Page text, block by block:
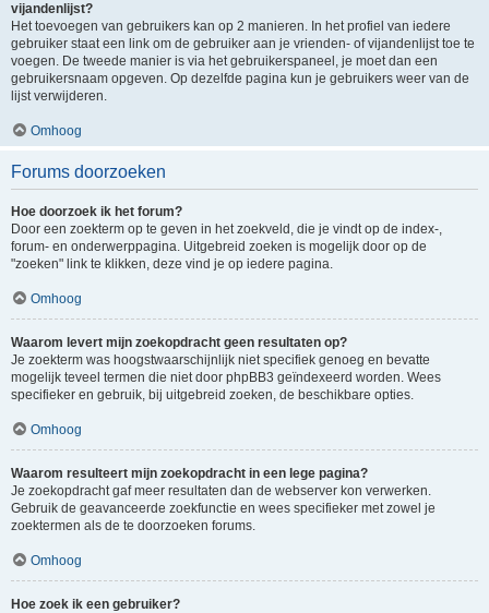
vijandenlijst?
Het toevoegen van gebruikers kan op 2 manieren. In het profiel van iedere
gebruiker staat een link om de gebruiker aan je vrienden- of vijandenlijst toe te
voegen. De tweede manier is via het gebruikerspaneel, je moet dan een
gebruikersnaam opgeven. Op dezelfde pagina kun je gebruikers weer van de
lijst verwijderen.
Omhoog
Forums doorzoeken
Hoe doorzoek ik het forum?
Door een zoekterm op te geven in het zoekveld, die je vindt op de index-,
forum- en onderwerppagina. Uitgebreid zoeken is mogelijk door op de
"zoeken" link te klikken, deze vind je op iedere pagina.
Omhoog
Waarom levert mijn zoekopdracht geen resultaten op?
Je zoekterm was hoogstwaarschijnlijk niet specifiek genoeg en bevatte
mogelijk teveel termen die niet door phpBB3 geïndexeerd worden. Wees
specifieker en gebruik, bij uitgebreid zoeken, de beschikbare opties.
Omhoog
Waarom resulteert mijn zoekopdracht in een lege pagina?
Je zoekopdracht gaf meer resultaten dan de webserver kon verwerken.
Gebruik de geavanceerde zoekfunctie en wees specifieker met zowel je
zoektermen als de te doorzoeken forums.
Omhoog
Hoe zoek ik een gebruiker?